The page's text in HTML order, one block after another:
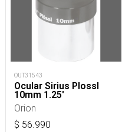
OUT31543
Ocular Sirius Plossl
10mm 1.25'
Orion
$ 56.990